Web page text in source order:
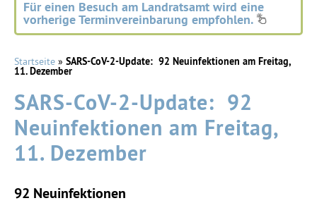
Für einen Besuch am Landratsamt wird eine
vorherige Terminvereinbarung empfohlen.
Startseite » SARS-CoV-2-Update: 92 Neuinfektionen am Freitag,
11. Dezember
SARS-CoV-2-Update: 92
Neuinfektionen am Freitag,
11. Dezember
92 Neuinfektionen